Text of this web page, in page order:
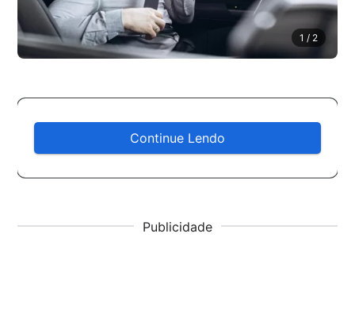
1 / 2
Continue Lendo
Publicidade